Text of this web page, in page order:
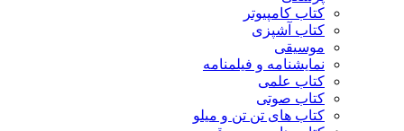
کتاب کامپیوتر
کتاب آشپزی
موسیقی
نمایشنامه و فیلمنامه
کتاب علمی
کتاب صوتی
کتاب های تن تن و میلو